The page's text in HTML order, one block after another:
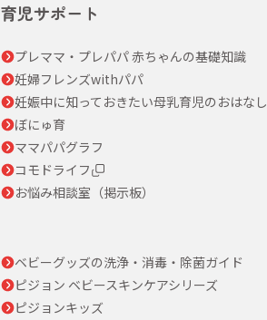
育児サポート
プレママ・プレパパ 赤ちゃんの基礎知識
妊婦フレンズwithパパ
妊娠中に知っておきたい母乳育児のおはなし
ぼにゅ育
ママパパグラフ
コモドライフ
お悩み相談室（掲示板）
ベビーグッズの洗浄・消毒・除菌ガイド
ピジョン ベビースキンケアシリーズ
ピジョンキッズ